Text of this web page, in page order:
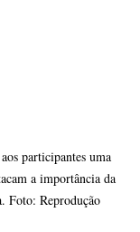
participantes uma
a importância da
Foto: Reprodução